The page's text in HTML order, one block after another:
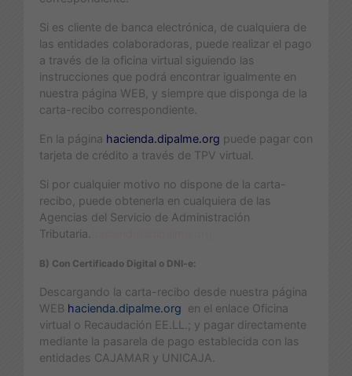
Si es cliente de banca electrónica, de cualquiera de
las entidades colaboradoras, puede realizar el pago
a través de la oficina virtual siguiendo las
instrucciones que podrá encontrar igualmente en
nuestra página WEB, y siempre que disponga de la
carta-recibo correspondiente.
En la página hacienda.dipalme.org puede pagar con
tarjeta de crédito a través de TPV virtual.
Si por cualquier motivo no dispone de la carta-
recibo, puede obtenerla en cualquiera de las
Agencias del Servicio de Administración
Tributaria.
B) Con Certificado Digital o DNI-e:
Descargando la carta-recibo desde nuestra página
WEB hacienda.dipalme.org en el enlace Oficina
virtual o Recaudación EE.LL.; y pagar directamente
mediante la pasarela de pago establecida con las
entidades CAJAMAR y UNICAJA.